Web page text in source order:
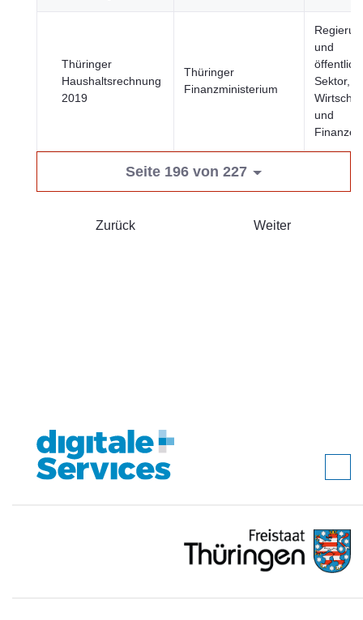
Thüringer
Haushaltsrechnung
2019
Thüringer
Finanzministerium
und
Sektor,
und
Finanzen
Seite 196 von 227
Zurück Weiter